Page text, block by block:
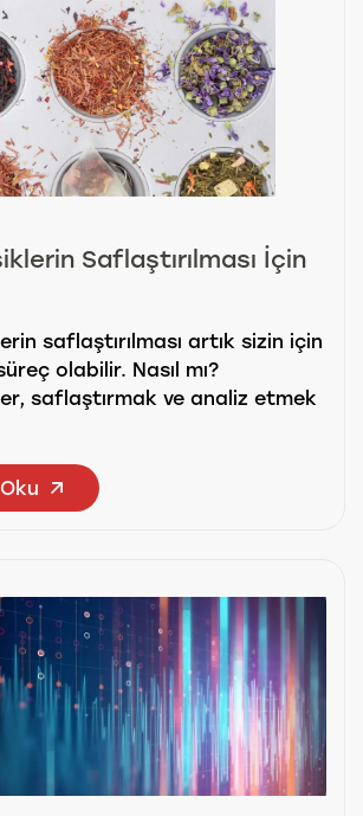
Saflaştırılması İçin
saflaştırılması artık sizin için
olabilir. Nasıl mı?
saflaştırmak ve analiz etmek